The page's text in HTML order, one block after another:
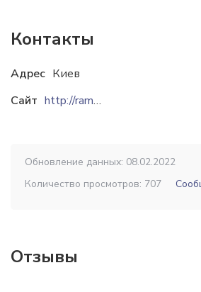
Контакты
Адрес Киев
Сайт
http://ramanov.com
Обновление данных: 08.02.2022
Количество просмотров: 707
Отзывы